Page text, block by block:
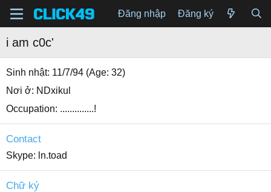
Đăng nhập Đăng ký
i am c0c'
Sinh nhật 11/7/94 (Age: 32)
Nơi ở
NDxikul
Occupation ..............!
Contact
Skype ln.toad
Chữ ký